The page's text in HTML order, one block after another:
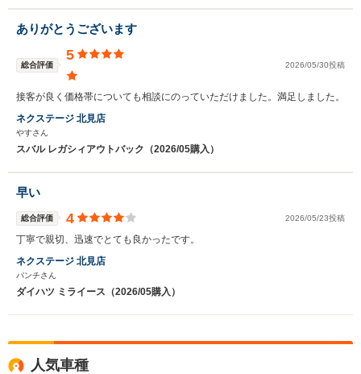
ありがとうございます
総合評価
5
2026/05/30投稿
接客が良く価格帯についても相談にのっていただけました。満足しました。
ネクステージ 北見店
やすさん
スバル レガシィアウトバック（2026/05購入）
早い
総合評価 4 2026/05/23投稿
丁寧で親切、迅速でとても良かったです。
ネクステージ 北見店
パンチさん
ダイハツ ミライース（2026/05購入）
人気車種